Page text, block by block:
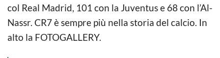
col Real Madrid, 101 con la Juventus e 68 con l’Al-
Nassr. CR7 è sempre più nella storia del calcio. In
alto la FOTOGALLERY.